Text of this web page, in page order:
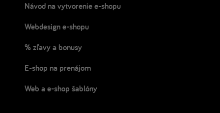
Návod na vytvorenie e-shopu
Webdesign e-shopu
% zľavy a bonusy
E-shop na prenájom
Web a e-shop šablóny